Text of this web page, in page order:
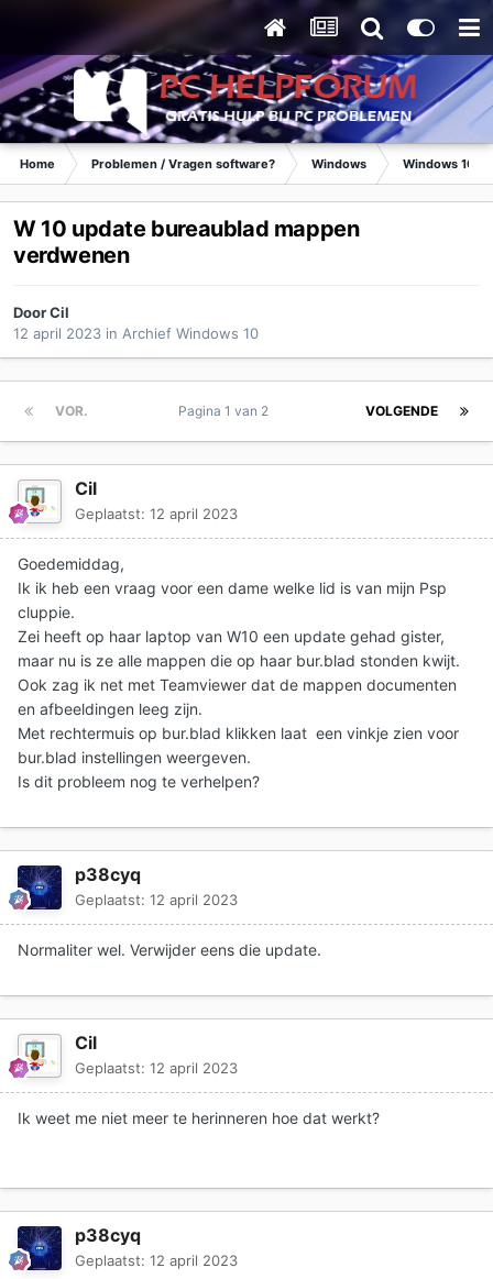
Home Problemen / Vragen software? Windows Windows 10
W 10 update bureaublad mappen
verdwenen
DoorCil
12 april 2023 in Archief Windows 10
VOR. VOLGENDE
Pagina 1 van 2
Cil
Geplaatst: 12 april 2023
Goedemiddag,
Ik ik heb een vraag voor een dame welke lid is van mijn Psp
cluppie.
Zei heeft op haar laptop van W10 een update gehad gister,
maar nu is ze alle mappen die op haar bur.blad stonden kwijt.
Ook zag ik net met Teamviewer dat de mappen documenten
en afbeeldingen leeg zijn.
Met rechtermuis op bur.blad klikken laat een vinkje zien voor
bur.blad instellingen weergeven.
Is dit probleem nog te verhelpen?
p38cyq
Geplaatst: 12 april 2023
Normaliter wel. Verwijder eens die update.
Cil
Geplaatst: 12 april 2023
Ik weet me niet meer te herinneren hoe dat werkt?
p38cyq
Geplaatst: 12 april 2023